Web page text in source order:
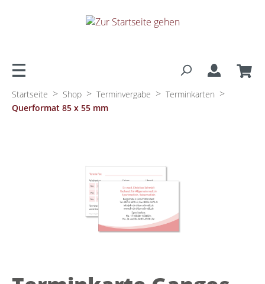
Startseite > Shop > Terminvergabe > Terminkarten >
Querformat 85 x 55 mm